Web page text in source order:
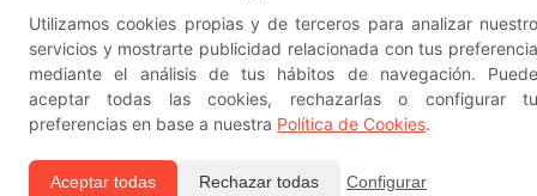
Utilizamos cookies propias y de terceros para analizar
servicios y mostrarte publicidad relacionada con tus
mediante el análisis de tus hábitos de navegación.
aceptar todas las cookies, rechazarlas o configurar
preferencias en base a nuestra Política de Cookies.
Aceptar todas Rechazar todas Configurar